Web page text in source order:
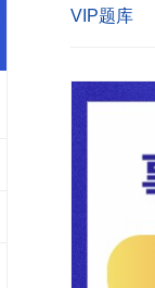
VIP题库